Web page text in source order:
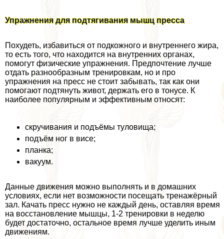
Упражнения для подтягивания мышц пресса
Похудеть, избавиться от подкожного и внутреннего жира,
то есть того, что находится на внутренних органах,
помогут физические упражнения. Предпочтение лучше
отдать разнообразным тренировкам, но и про
упражнения на пресс не стоит забывать, так как они
помогают подтянуть живот, держать его в тонусе. К
наиболее популярным и эффективным относят:
скручивания и подъёмы туловища;
подъём ног в висе;
планка;
вакуум.
Данные движения можно выполнять и в домашних
условиях, если нет возможности посещать тренажёрный
зал. Качать пресс нужно не каждый день, оставляя время
на восстановление мышцы, 1-2 тренировки в неделю
будет достаточно, остальное время лучше уделить иным
движениям.